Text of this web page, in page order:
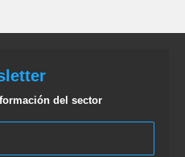
del sector